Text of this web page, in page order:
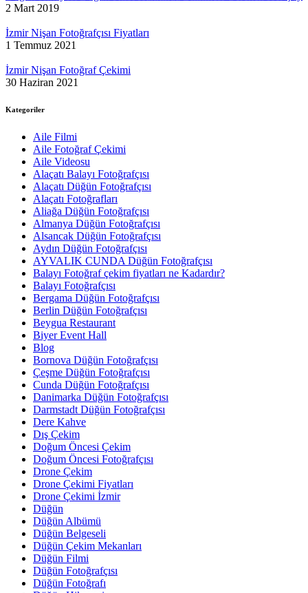
2 Mart 2019
İzmir Nişan Fotoğrafçısı Fiyatları
1 Temmuz 2021
İzmir Nişan Fotoğraf Çekimi
30 Haziran 2021
Kategoriler
Aile Filmi
Aile Fotoğraf Çekimi
Aile Videosu
Alaçatı Balayı Fotoğrafçısı
Alaçatı Düğün Fotoğrafçısı
Alaçatı Fotoğrafları
Aliağa Düğün Fotoğrafçısı
Almanya Düğün Fotoğrafçısı
Alsancak Düğün Fotoğrafçısı
Aydın Düğün Fotoğrafçısı
AYVALIK CUNDA Düğün Fotoğrafçısı
Balayı Fotoğraf çekim fiyatları ne Kadardır?
Balayı Fotoğrafçısı
Bergama Düğün Fotoğrafçısı
Berlin Düğün Fotoğrafçısı
Beygua Restaurant
Biyer Event Hall
Blog
Bornova Düğün Fotoğrafçısı
Çeşme Düğün Fotoğrafçısı
Cunda Düğün Fotoğrafçısı
Danimarka Düğün Fotoğrafçısı
Darmstadt Düğün Fotoğrafçısı
Dere Kahve
Dış Çekim
Doğum Öncesi Çekim
Doğum Öncesi Fotoğrafçısı
Drone Çekim
Drone Çekimi Fiyatları
Drone Çekimi İzmir
Düğün
Düğün Albümü
Düğün Belgeseli
Düğün Çekim Mekanları
Düğün Filmi
Düğün Fotoğrafçısı
Düğün Fotoğrafı